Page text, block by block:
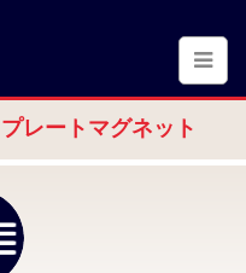
プレートマグネット